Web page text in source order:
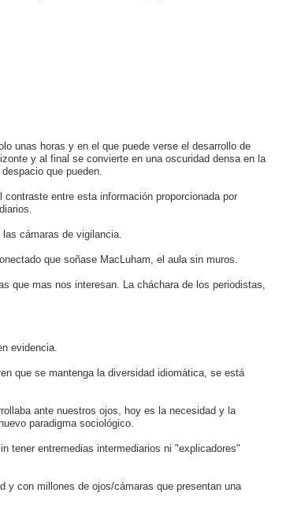
unas horas y en el que puede verse el desarrollo de
y al final se convierte en una oscuridad densa en la
que pueden.
entre esta información proporcionada por
cámaras de vigilancia.
que soñase MacLuham, el aula sin muros.
que mas nos interesan. La cháchara de los periodistas,
evidencia.
que se mantenga la diversidad idiomática, se está
ante nuestros ojos, hoy es la necesidad y la
paradigma sociológico.
tener entremedias intermediarios ni "explicadores"
y con millones de ojos/cámaras que presentan una